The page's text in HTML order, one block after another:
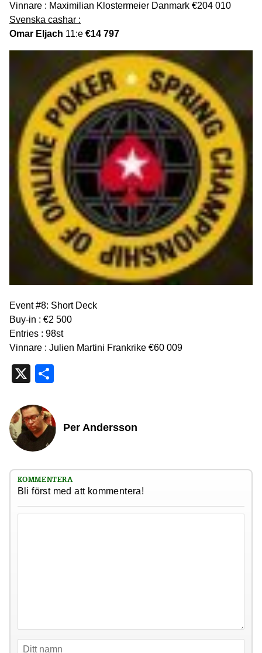
Vinnare : Maximilian Klostermeier Danmark €204 010
Svenska cashar :
Omar Eljach 11:e €14 797
Event #8: Short Deck
Buy-in : €2 500
Entries : 98st
Vinnare : Julien Martini Frankrike €60 009
X
Per Andersson
KOMMENTERA
Bli först med att kommentera!